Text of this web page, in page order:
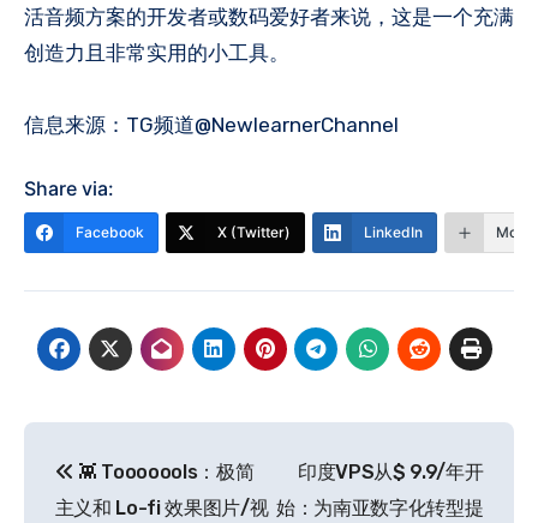
活音频方案的开发者或数码爱好者来说，这是一个充满
创造力且非常实用的小工具。
信息来源：TG频道@NewlearnerChannel
Share via:
Facebook X (Twitter) LinkedIn More
章
👾 Tooooools：极简
主义和 Lo-fi 效果图片/视
印度VPS从$ 9.9/年开
始：为南亚数字化转型提